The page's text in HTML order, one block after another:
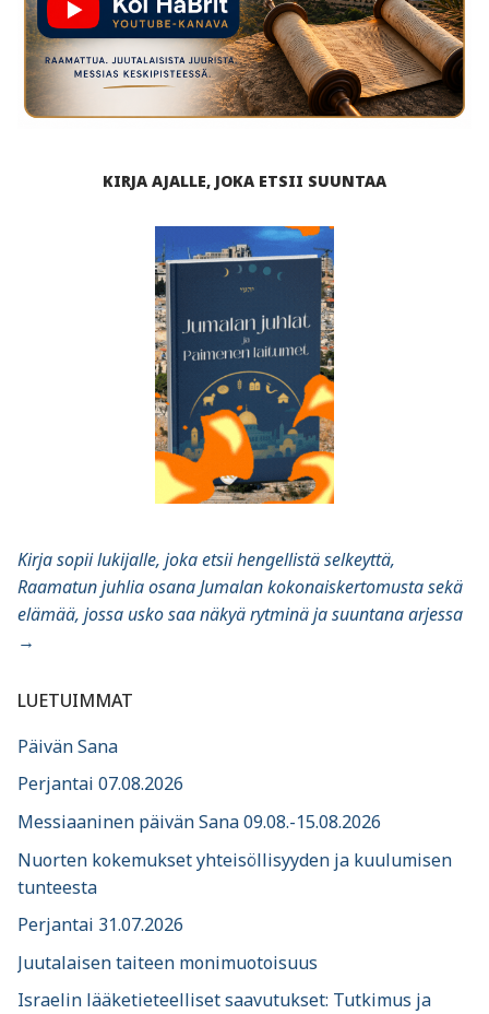
KIRJA AJALLE, JOKA ETSII SUUNTAA
Kirja sopii lukijalle, joka etsii hengellistä selkeyttä,
Raamatun juhlia osana Jumalan kokonaiskertomusta sekä
elämää, jossa usko saa näkyä rytminä ja suuntana arjessa
→
LUETUIMMAT
Päivän Sana
Perjantai 07.08.2026
Messiaaninen päivän Sana 09.08.-15.08.2026
Nuorten kokemukset yhteisöllisyyden ja kuulumisen
tunteesta
Perjantai 31.07.2026
Juutalaisen taiteen monimuotoisuus
Israelin lääketieteelliset saavutukset: Tutkimus ja